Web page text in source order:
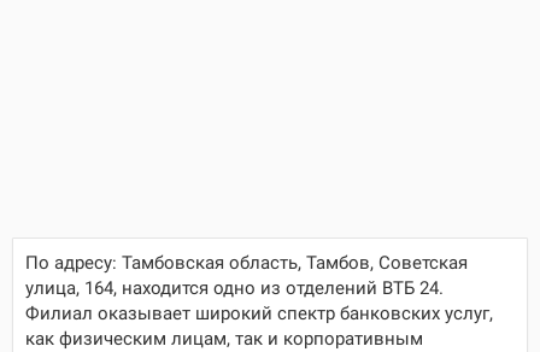
По адресу: Тамбовская область, Тамбов, Советская
улица, 164, находится одно из отделений ВТБ 24.
Филиал оказывает широкий спектр банковских услуг,
как физическим лицам, так и корпоративным